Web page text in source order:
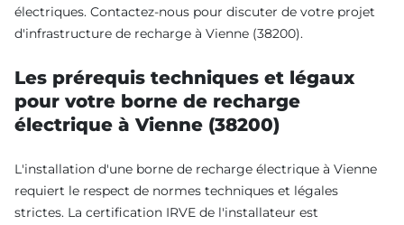
électriques. Contactez-nous pour discuter de votre projet
d'infrastructure de recharge à Vienne (38200).
Les prérequis techniques et légaux
pour votre borne de recharge
électrique à Vienne (38200)
L'installation d'une borne de recharge électrique à Vienne
requiert le respect de normes techniques et légales
strictes. La certification IRVE de l'installateur est